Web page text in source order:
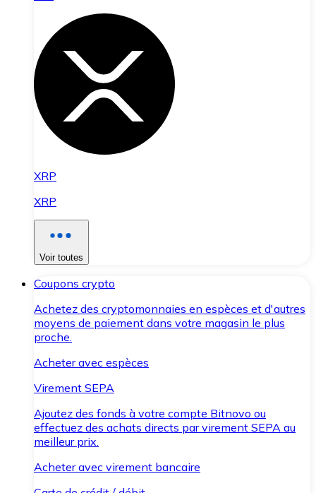
XRP
XRP
Voir toutes
Coupons crypto
Achetez des cryptomonnaies en espèces et d'autres
moyens de paiement dans votre magasin le plus
proche.
Acheter avec espèces
Virement SEPA
Ajoutez des fonds à votre compte Bitnovo ou
effectuez des achats directs par virement SEPA au
meilleur prix.
Acheter avec virement bancaire